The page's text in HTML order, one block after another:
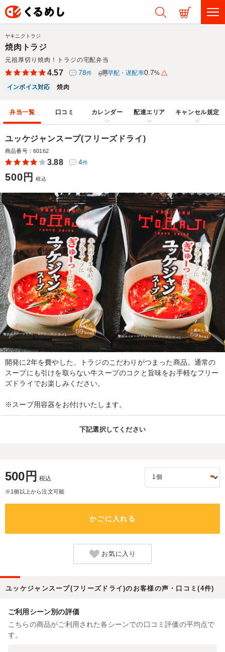
焼肉トラジ
元祖厚切り焼肉！トラジの宅配弁当
ヤキニクトラジ
4.57 78件 早配・遅配率0.7%
インボイス対応
焼肉
弁当一覧 口コミ カレンダー 配達エリア キャンセル規定
ユッケジャンスープ(フリーズドライ)
商品番号：60162
3.88 4件
500円 税込
開発に2年を費やした、トラジのこだわりがつまった商品。通常の
スープにも引けを取らない牛スープのコクと旨味をお手軽なフリー
ズドライでお楽しみください。
※スープ用容器をお付けいたします。
下記選択してください
500円 税込
※1個以上から注文可能
かごに入れる
お気に入り
ユッケジャンスープ(フリーズドライ)のお客様の声・口コミ(4件)
ご利用シーン別の評価
こちらの商品がご利用された各シーンでの口コミ評価の平均点で
す。